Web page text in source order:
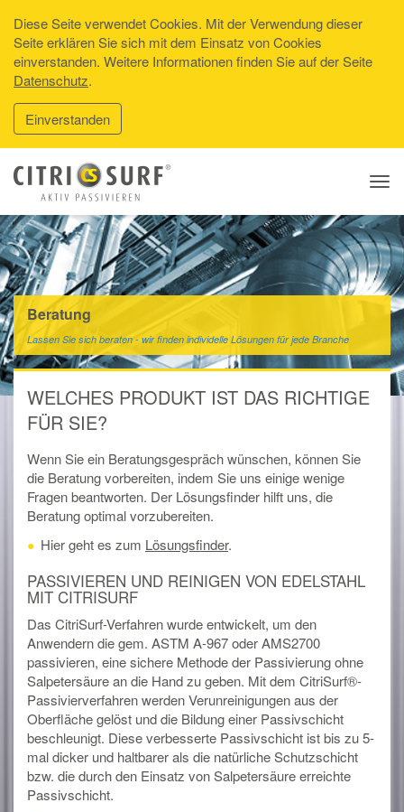
Diese Seite verwendet Cookies. Mit der Verwendung dieser
Seite erklären Sie sich mit dem Einsatz von Cookies
einverstanden. Weitere Informationen finden Sie auf der Seite
Datenschutz.
Einverstanden
Beratung
Lassen Sie sich beraten - wir finden individelle Lösungen für jede Branche
WELCHES PRODUKT IST DAS RICHTIGE
FÜR SIE?
Wenn Sie ein Beratungsgespräch wünschen, können Sie
die Beratung vorbereiten, indem Sie uns einige wenige
Fragen beantworten. Der Lösungsfinder hilft uns, die
Beratung optimal vorzubereiten.
Hier geht es zum Lösungsfinder.
PASSIVIEREN UND REINIGEN VON EDELSTAHL
MIT CITRISURF
Das CitriSurf-Verfahren wurde entwickelt, um den
Anwendern die gem. ASTM A-967 oder AMS2700
passivieren, eine sichere Methode der Passivierung ohne
Salpetersäure an die Hand zu geben. Mit dem CitriSurf®-
Passivierverfahren werden Verunreinigungen aus der
Oberfläche gelöst und die Bildung einer Passivschicht
beschleunigt. Diese verbesserte Passivschicht ist bis zu 5-
mal dicker und haltbarer als die natürliche Schutzschicht
bzw. die durch den Einsatz von Salpetersäure erreichte
Passivschicht.